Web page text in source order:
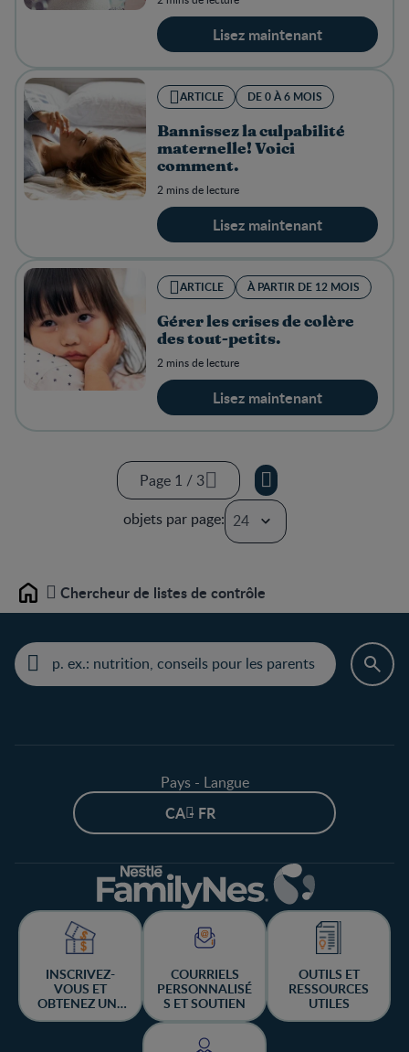
Lisez maintenant
ARTICLE DE 0 À 6 MOIS
Bannissez la culpabilité
maternelle! Voici
comment.
2 mins de lecture
Lisez maintenant
ARTICLE À PARTIR DE 12 MOIS
Gérer les crises de colère
des tout-petits.
2 mins de lecture
Lisez maintenant
Page 1 / 3
Page 1 / 3
objets par page:
Home Chercheur de listes de contrôle
Pays - Langue
CA - FR
INSCRIVEZ-
VOUS ET
OBTENEZ UNE
CHANCE DE
COURRIELS
PERSONNALISÉ
S ET SOUTIEN
OUTILS ET
RESSOURCES
UTILES